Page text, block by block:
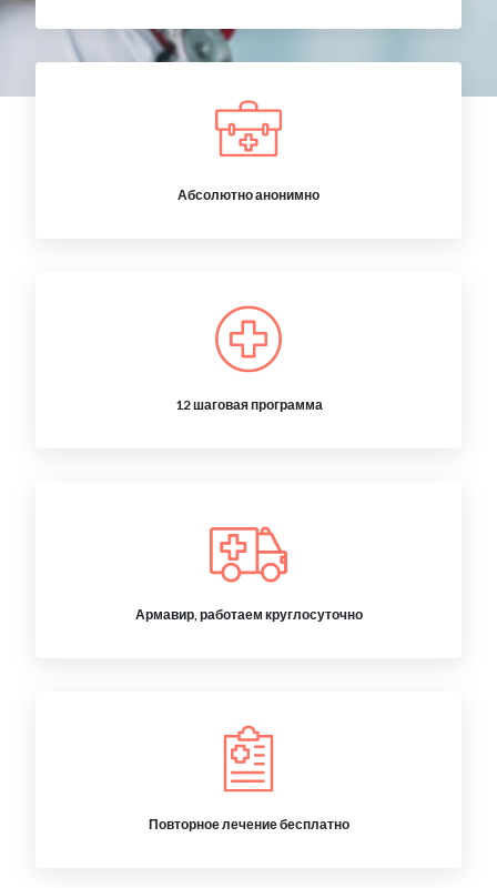
Абсолютно анонимно
12 шаговая программа
Армавир, работаем круглосуточно
Повторное лечение бесплатно